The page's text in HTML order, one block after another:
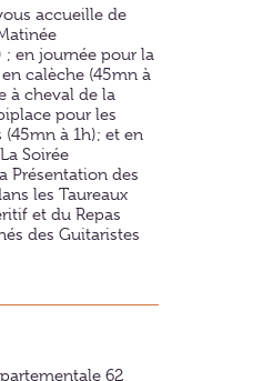
accueille de
; en journée pour la
calèche (45mn à
à cheval de la
pour les
(45mn à 1h); et en
Soirée
Présentation des
les Taureaux
et du Repas
des Guitaristes
62